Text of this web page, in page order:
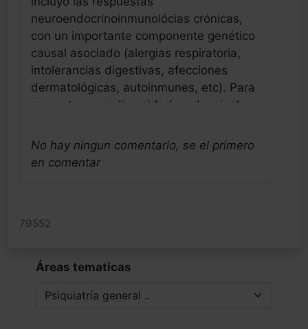
neuroendocrinoinmunolócias crónicas,
con un importante componente genético
causal asociado (alergias respiratoria,
intolerancias digestivas, afecciones
dermatológicas, autoinmunes, etc). Para
que esta neurodiversidad se desajuste
ambiental, por estímulos biologicos,
psicológicos y sociales, que funcionarían
genética mas vulnerable, sensible e
desajustadas y diagnósticos crónicos.
respuestas somáticas crónicas, los
No hay ningun comentario, se el primero
en comentar
79552
Áreas tematicas